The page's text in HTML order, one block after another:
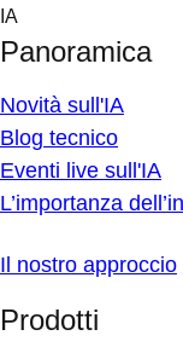
Skip
content
IA
Panoramica
Novità sull'IA
Blog tecnico
Eventi live sull'IA
L’importanza
Il nostro approccio
Prodotti